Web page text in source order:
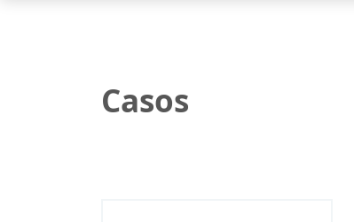
Casos